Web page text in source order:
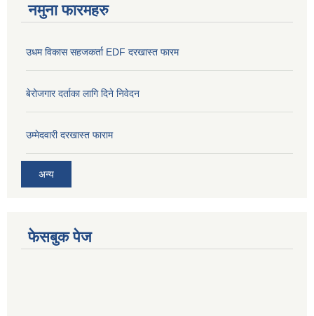
नमुना फारमहरु
उधम विकास सहजकर्ता EDF दरखास्त फारम
बेरोजगार दर्ताका लागि दिने निवेदन
उम्मेदवारी दरखास्त फाराम
अन्य
फेसबुक पेज